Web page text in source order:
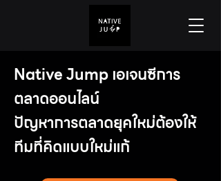
Native Jump เอเจนซีการ
ตลาดออนไลน์
ปัญหาการตลาดยุคใหม่ต้องให้
ทีมที่คิดแบบใหม่แก้